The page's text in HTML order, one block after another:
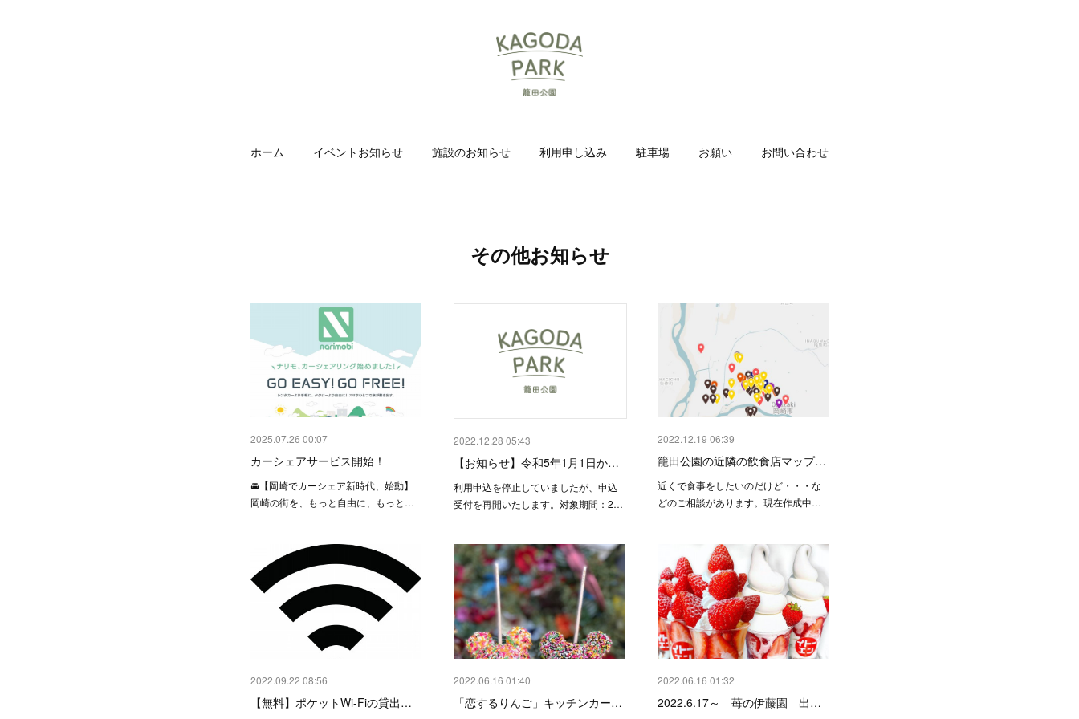
ホーム イベントお知らせ 施設のお知らせ 利用申し込み 駐車場 お願い お問い合わせ
その他お知らせ
2025.07.26 00:07
カーシェアサービス開始！
🚘【岡崎でカーシェア新時代、始動】
岡崎の街を、もっと自由に、もっと…
2022.12.28 05:43
【お知らせ】令和5年1月1日か…
利用申込を停止していましたが、申込
受付を再開いたします。対象期間：2…
2022.12.19 06:39
籠田公園の近隣の飲食店マップ…
近くで食事をしたいのだけど・・・な
どのご相談があります。現在作成中…
2022.09.22 08:56
【無料】ポケットWi-Fiの貸出…
2022.06.16 01:40
「恋するりんご」キッチンカー…
2022.06.16 01:32
2022.6.17～ 苺の伊藤園 出…